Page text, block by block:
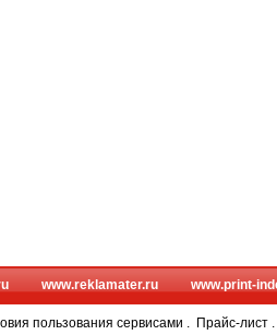
www.reklamater.ru www.print-
пользования сервисами . Прайс-лист .